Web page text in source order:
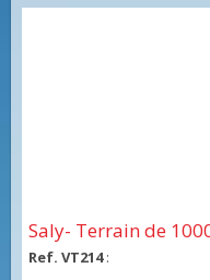
Saly- Terrain de
Ref. VT214: